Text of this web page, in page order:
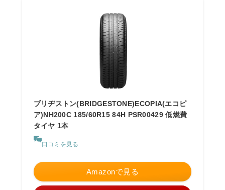
ブリヂストン(BRIDGESTONE)ECOPIA(エコピ
ア)NH200C 185/60R15 84H PSR00429 低燃費
タイヤ 1本
口コミを見る
Amazonで見る